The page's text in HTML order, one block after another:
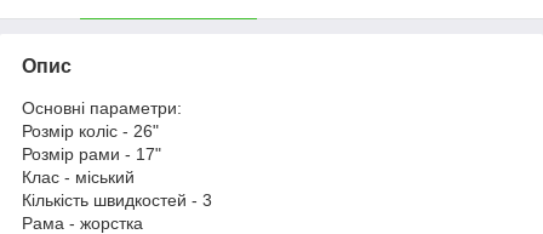
Опис
Основні параметри:
Розмір коліс - 26"
Розмір рами - 17"
Клас - міський
Кількість швидкостей - 3
Рама - жорстка